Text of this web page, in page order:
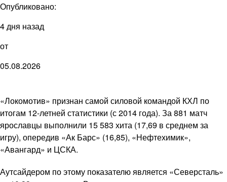
Опубликовано:
4 дня назад
от
05.08.2026
«Локомотив» признан самой силовой командой КХЛ по
итогам 12-летней статистики (с 2014 года). За 881 матч
ярославцы выполнили 15 583 хита (17,69 в среднем за
игру), опередив «Ак Барс» (16,85), «Нефтехимик»,
«Авангард» и ЦСКА.
Аутсайдером по этому показателю является «Северсталь»